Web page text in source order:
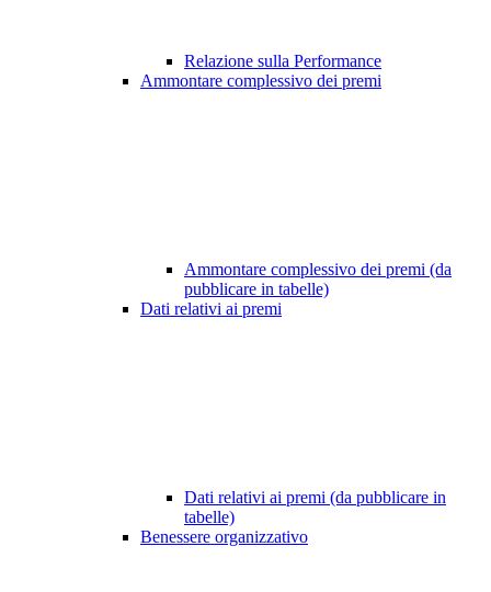
Relazione sulla Performance
Ammontare complessivo dei premi
Ammontare complessivo dei premi (da
pubblicare in tabelle)
Dati relativi ai premi
Dati relativi ai premi (da pubblicare in
tabelle)
Benessere organizzativo